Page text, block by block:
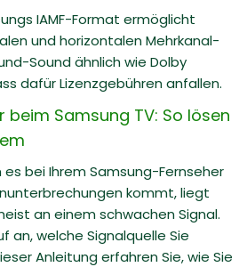
IAMF-Format ermöglicht
und horizontalen Mehrkanal-
Sound ähnlich wie Dolby
dafür Lizenzgebühren anfallen.
beim Samsung TV: So lösen
es bei Ihrem Samsung-Fernseher
kommt, liegt
an einem schwachen Signal.
an, welche Signalquelle Sie
Anleitung erfahren Sie, wie Sie